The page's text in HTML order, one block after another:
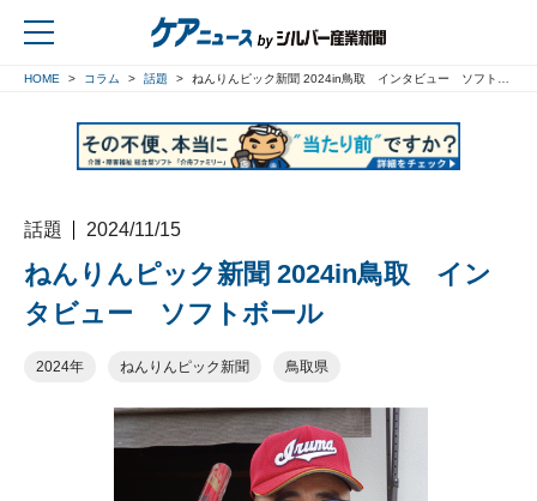
HOME コラム 話題 ねんりんピック新聞 2024in鳥取 インタビュー ソフトボール
話題 2024/11/15
ねんりんピック新聞 2024in鳥取 イン
タビュー ソフトボール
2024年 ねんりんピック新聞 鳥取県